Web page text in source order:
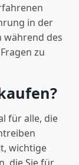
in der
während des
zu
für alle, die
wichtige